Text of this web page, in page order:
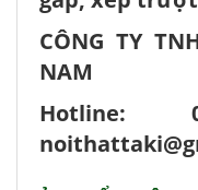
CÔNG TY
NAM
Hotline: